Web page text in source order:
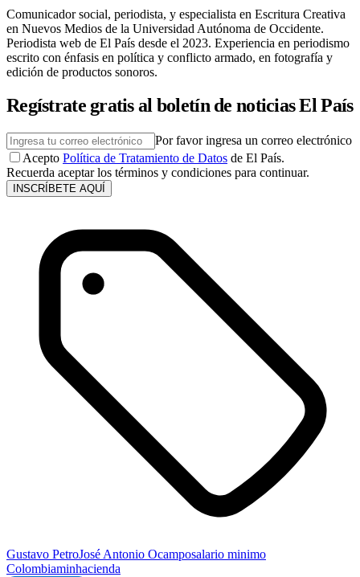
Comunicador social, periodista, y especialista en Escritura Creativa
en Nuevos Medios de la Universidad Autónoma de Occidente.
Periodista web de El País desde el 2023. Experiencia en periodismo
escrito con énfasis en política y conflicto armado, en fotografía y
edición de productos sonoros.
Regístrate gratis al boletín de noticias El País
Por favor ingresa un correo electrónico
Acepto Política de Tratamiento de Datos de El País.
Recuerda aceptar los términos y condiciones para continuar.
INSCRÍBETE AQUÍ
Gustavo PetroJosé Antonio Ocamposalario minimo
Colombiaminhacienda